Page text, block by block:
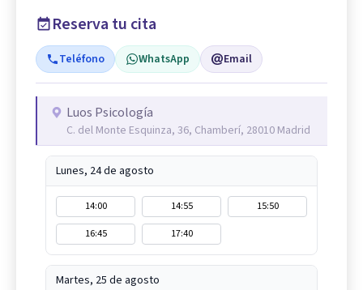
Reserva tu cita
Teléfono WhatsApp Email
Luos Psicología
C. del Monte Esquinza, 36, Chamberí, 28010 Madrid
Lunes, 24 de agosto
14:00 14:55
15:50
16:45
17:40
Martes, 25 de agosto